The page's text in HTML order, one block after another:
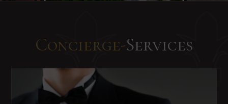
Concierge-Services